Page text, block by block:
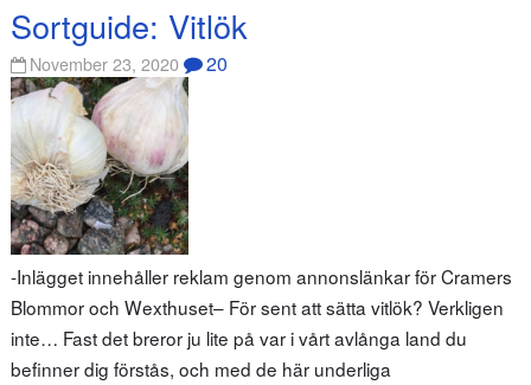
Sortguide: Vitlök
November 23, 2020 20
-Inlägget innehåller reklam genom annonslänkar för Cramers
Blommor och Wexthuset– För sent att sätta vitlök? Verkligen
inte… Fast det breror ju lite på var i vårt avlånga land du
befinner dig förstås, och med de här underliga